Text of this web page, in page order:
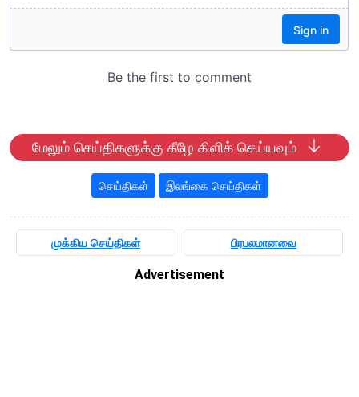
மேலும் செய்திகளுக்கு கீழே கிளிக் செய்யவும்
செய்திகள் இலங்கை செய்திகள்
முக்கிய செய்திகள் பிரபலமானவை
Advertisement